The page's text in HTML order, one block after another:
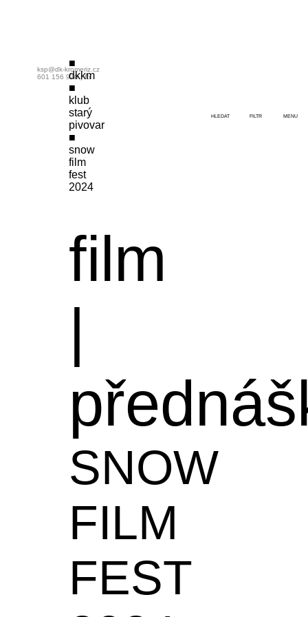
dkkm
klub
starý
pivovar
snow
film
fest
2024
film
|
SNOW
FILM
FEST
ksp@dk-kromeriz.cz
601 156 970 | fb
HLEDAT FILTR MENU